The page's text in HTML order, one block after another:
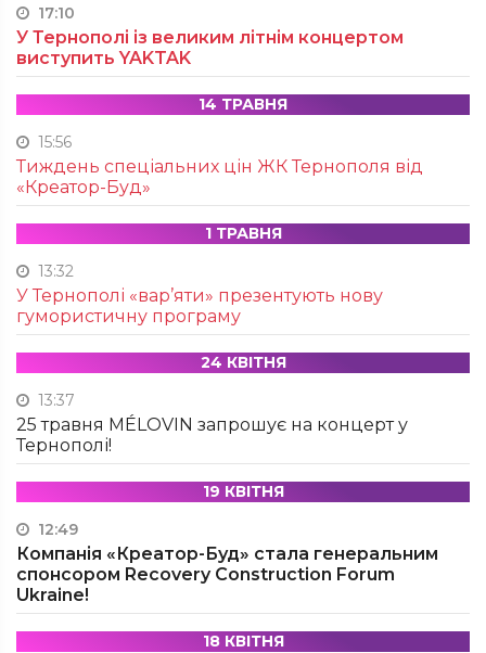
17:10
У Тернополі із великим літнім концертом
виступить YAKTAK
14 ТРАВНЯ
15:56
Тиждень спеціальних цін ЖК Тернополя від
«Креатор-Буд»
1 ТРАВНЯ
13:32
У Тернополі «вар’яти» презентують нову
гумористичну програму
24 КВІТНЯ
13:37
25 травня MÉLOVIN запрошує на концерт у
Тернополі!
19 КВІТНЯ
12:49
Компанія «Креатор-Буд» стала генеральним
спонсором Recovery Construction Forum
Ukraine!
18 КВІТНЯ